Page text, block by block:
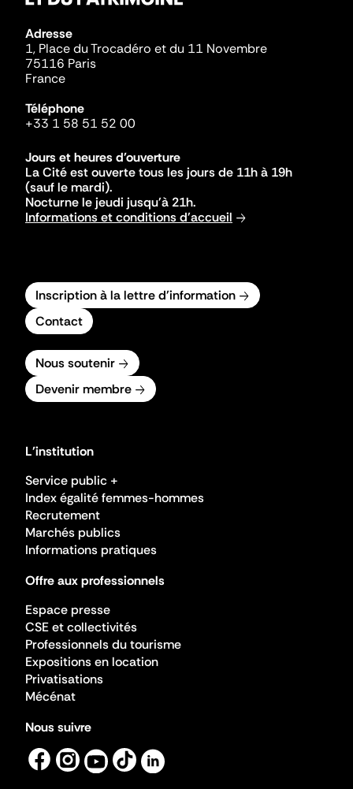
Adresse
1, Place du Trocadéro et du 11 Novembre
75116 Paris
France
Téléphone
+33 1 58 51 52 00
Jours et heures d'ouverture
La Cité est ouverte tous les jours de 11h à 19h
(sauf le mardi).
Nocturne le jeudi jusqu'à 21h.
Informations et conditions d'accueil
Inscription à la lettre d'information
Contact
Nous soutenir
Devenir membre
L'institution
Service public +
Index égalité femmes-hommes
Recrutement
Marchés publics
Informations pratiques
Offre aux professionnels
Espace presse
CSE et collectivités
Professionnels du tourisme
Expositions en location
Privatisations
Mécénat
Nous suivre